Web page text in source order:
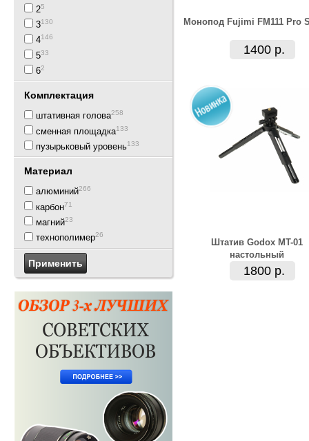
25
3130
4146
533
62
Комплектация
штативная голова258
сменная площадка133
пузырьковый уровень133
Материал
алюминий266
карбон71
магний23
технополимер26
Монопод Fujimi FM111 Pro
1400 р.
Штатив Godox MT-01
настольный
1800 р.